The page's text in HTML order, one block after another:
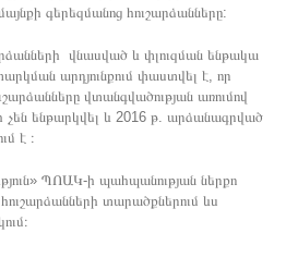
գերեզմանոց հուշարձանները:
վնասված և փլուզման ենթակա
արդյունքում փաստվել է, որ
վտանգվածության առումով
չեն ենթարկվել և 2016 թ. արձանագրված
է ։
ՊՈԱԿ-ի պահպանության ներքո
տարածքներում ևս